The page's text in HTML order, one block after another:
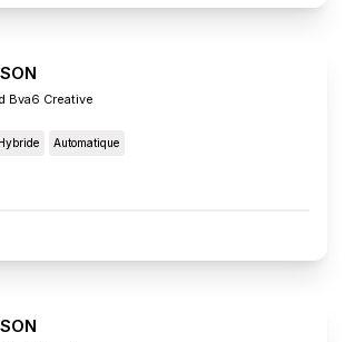
Bva6 Creative
Automatique